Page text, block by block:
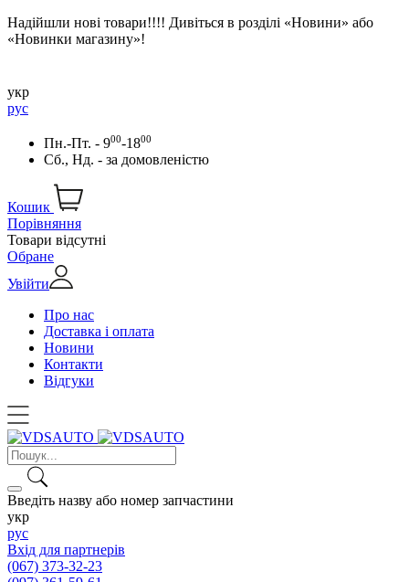
Надійшли нові товари!!!! Дивіться в розділі «Новини» або
«Новинки магазину»!
укр
рус
Пн.-Пт. - 900-1800
Сб., Нд. - за домовленістю
Кошик
Порівняння
Товари відсутні
Обране
Увійти
Про нас
Доставка і оплата
Новини
Контакти
Відгуки
Введіть назву або номер запчастини
укр
рус
Вхід для партнерів
(067) 373-32-23